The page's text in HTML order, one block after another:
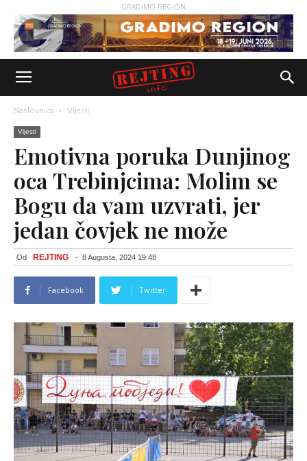
GRADIMO REGION
Naslovnica Vijesti
Vijesti
Emotivna poruka Dunjinog
oca Trebinjcima: Molim se
Bogu da vam uzvrati, jer
jedan čovjek ne može
Od REJTING - 8 Augusta, 2024 19:48
Facebook Twitter